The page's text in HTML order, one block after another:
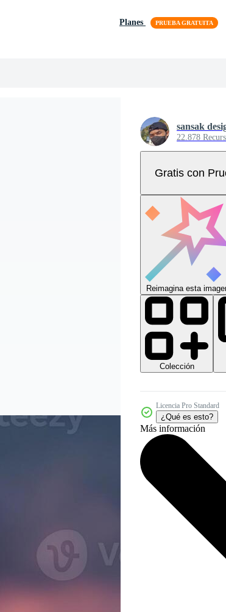
Planes
sansak
22.878
Gratis con
Reimagina esta
Colección
Licencia Pro Standard
¿Qué es esto?
Más información